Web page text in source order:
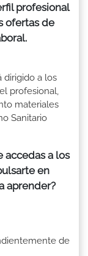
profesional
ofertas de
dirigido a los
profesional,
materiales
Sanitario
accedas a los
en
aprender?
de